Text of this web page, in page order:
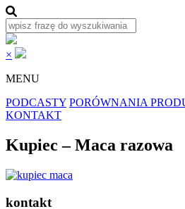
×
MENU
PODCASTY PORÓWNANIA
KONTAKT
Kupiec – Maca razowa
kontakt